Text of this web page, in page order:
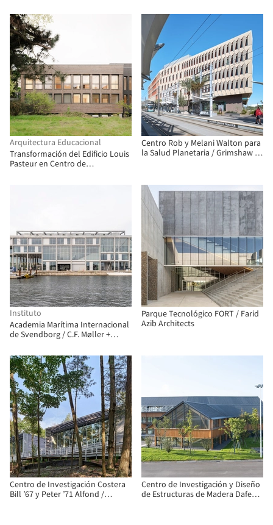
& Planners
Arquitectura Educacional
Transformación del Edificio Louis
Pasteur en Centro de
Centro Rob y Melani Walton para
la Salud Planetaria / Grimshaw +
Instituto
Academia Marítima Internacional
de Svendborg / C.F. Møller +
Parque Tecnológico FORT / Farid
Azib Architects
Centro de Investigación Costera
Bill ’67 y Peter ’71 Alfond /
Centro de Investigación y Diseño
de Estructuras de Madera Dafeng